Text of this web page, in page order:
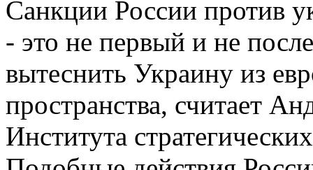
Санкции России против
- это не первый и не
вытеснить Украину из
пространства, считает
Института